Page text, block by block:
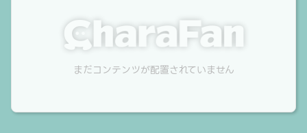
まだコンテンツが配置されていません